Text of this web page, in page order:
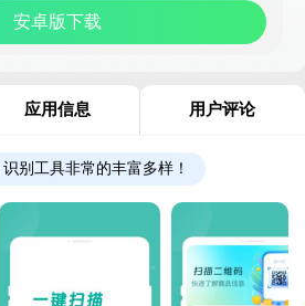
安卓版下载
应用信息 用户评论
识别工具非常的丰富多样！